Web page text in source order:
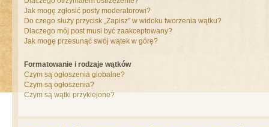
Jak mogę zgłosić posty moderatorowi?
Do czego służy przycisk „Zapisz” w widoku tworzenia wątku?
Dlaczego mój post musi być zaakceptowany?
Jak mogę przesunąć swój wątek w górę?
Formatowanie i rodzaje wątków
Czym są ogłoszenia globalne?
Czym są ogłoszenia?
Czym są wątki przyklejone?